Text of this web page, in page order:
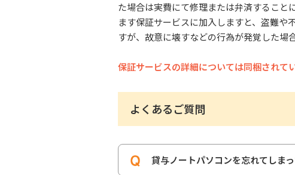
た場合は実費にて修理または弁済すること
ます保証サービスに加入しますと、盗難
すが、故意に壊すなどの行為が発覚した場
保証サービスの詳細については同梱されて
よくあるご質問
貸与ノートパソコンを忘れてしま